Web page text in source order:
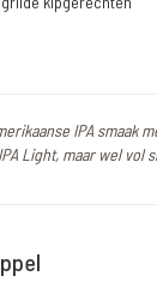
IPA smaak
Light, maar wel vol